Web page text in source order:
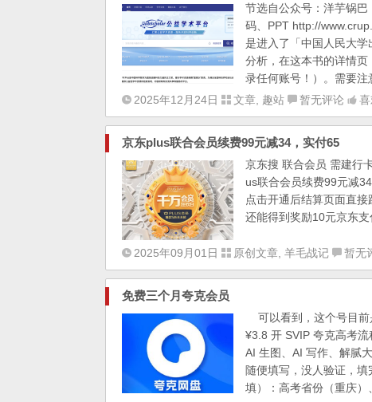
节选自公众号：洋芋锅
码、PPT http://
是进入了「中国人民大
分析，在这本书的详情
录任何账号！）。需要注
2025年12月24日
文章, 趣站 暂无评论
京东plus联合会员续费99元减34，实付65
京东搜 联合会员 需建行
us联合会员续费99元减
点击开通后结算页面直
还能得到奖励10元京东支
2025年09月01日 原创文章, 羊毛战记 暂无
免费三个月夸克会员
可以看到，这个号目前
¥3.8 开 SVIP 夸克高考流
AI 生图、AI 写作、解腻
随便填写，没人验证，
填）：高考省份（重庆）